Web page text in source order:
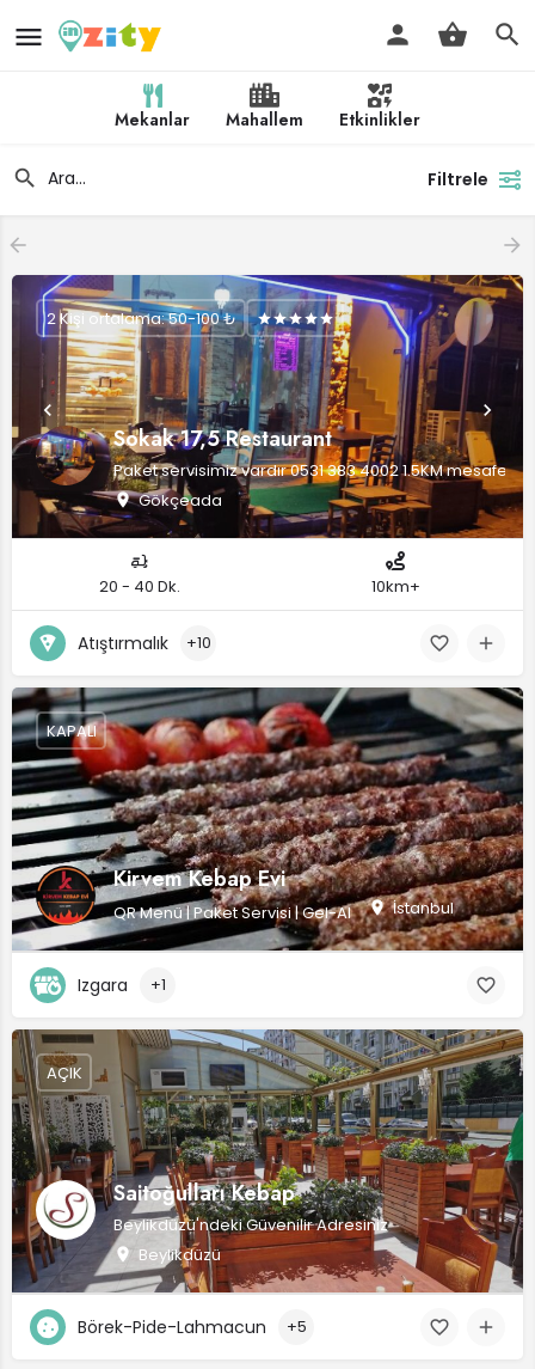
Mekanlar Mahallem Etkinlikler
Filtrele
Sokak 17,5 Restaurant
Paket servisimiz vardır 0531 383 4002 1.5KM mesafe
Gökçeada
2 Kişi ortalama: 50-100 ₺
20 - 40 Dk. 10km+
Atıştırmalık +10
Kirvem Kebap Evi
QR Menü | Paket Servisi | Gel-Al İstanbul
KAPALI
Izgara +1
Saitoğulları Kebap
Beylikdüzü'ndeki Güvenilir Adresiniz
Beylikdüzü
AÇIK
Börek-Pide-Lahmacun +5